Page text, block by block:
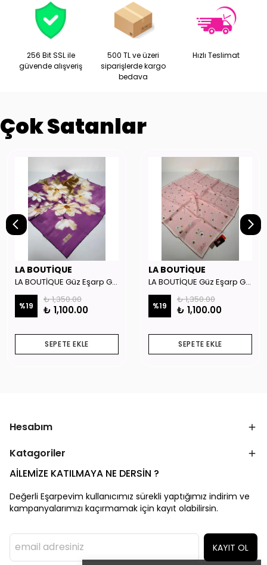
256 Bit SSL ile
güvende alışveriş
500 TL ve üzeri
siparişlerde kargo
bedava
Hızlı Teslimat
Çok Satanlar
LA BOUTİQUE
LA BOUTİQUE Güz Eşarp GYSE262908
%19
₺ 1,350.00
₺ 1,100.00
SEPETE EKLE
LA BOUTİQUE
LA BOUTİQUE Güz Eşarp GYSE130804
%19
₺ 1,350.00
₺ 1,100.00
SEPETE EKLE
Hesabım
Katagoriler
AİLEMİZE KATILMAYA NE DERSİN ?
Değerli Eşarpevim kullanıcımız sürekli yaptığımız indirim ve
kampanyalarımızı kaçırmamak için kayıt olabilirsin.
KAYIT OL